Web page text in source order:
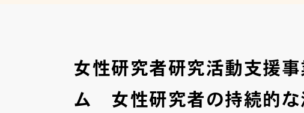
女性研究者研究活動支援
ム 女性研究者の持続的